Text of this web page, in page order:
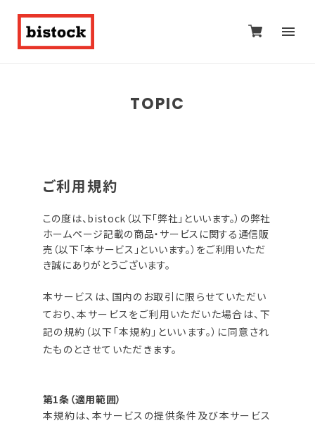
TOPIC
ご利用規約
この度は、bistock（以下「弊社」といいます。）の弊社
ホームページ記載の商品・サービスに関する通信販
売（以下「本サービス」といいます。）をご利用いただ
き誠にありがとうございます。
本サービスは、国内のお取引に限らせていただい
ており、本サービスをご利用いただいた場合は、下
記の規約（以下「本規約」といいます。）に同意され
たものとさせていただきます。
第1条（適用範囲）
本規約は、本サービスの提供条件及び本サービス